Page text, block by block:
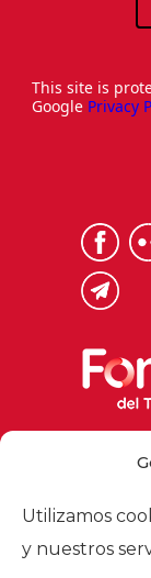
Utilizamos
y nuestros
This site is
Google Privacy